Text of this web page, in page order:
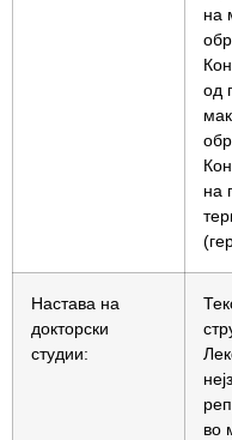
на
од
на
Настава на
докторски
студии:
во